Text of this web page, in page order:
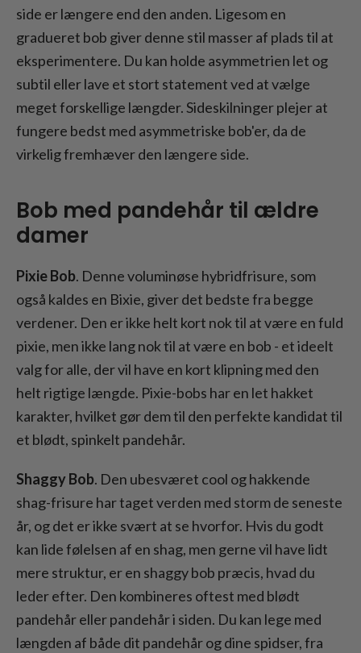
side er længere end den anden. Ligesom en
gradueret bob giver denne stil masser af plads til at
eksperimentere. Du kan holde asymmetrien let og
subtil eller lave et stort statement ved at vælge
meget forskellige længder. Sideskilninger plejer at
fungere bedst med asymmetriske bob'er, da de
virkelig fremhæver den længere side.
Bob med pandehår til ældre
damer
Pixie Bob. Denne voluminøse hybridfrisure, som
også kaldes en Bixie, giver det bedste fra begge
verdener. Den er ikke helt kort nok til at være en fuld
pixie, men ikke lang nok til at være en bob - et ideelt
valg for alle, der vil have en kort klipning med den
helt rigtige længde. Pixie-bobs har en let hakket
karakter, hvilket gør dem til den perfekte kandidat til
et blødt, spinkelt pandehår.
Shaggy Bob. Den ubesværet cool og hakkende
shag-frisure har taget verden med storm de seneste
år, og det er ikke svært at se hvorfor. Hvis du godt
kan lide følelsen af en shag, men gerne vil have lidt
mere struktur, er en shaggy bob præcis, hvad du
leder efter. Den kombineres oftest med blødt
pandehår eller pandehår i siden. Du kan lege med
længden af både dit pandehår og dine spidser, fra